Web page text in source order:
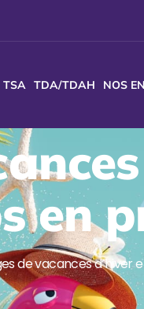
TSA TDA/TDAH NOS
en
de vacances d’hiver